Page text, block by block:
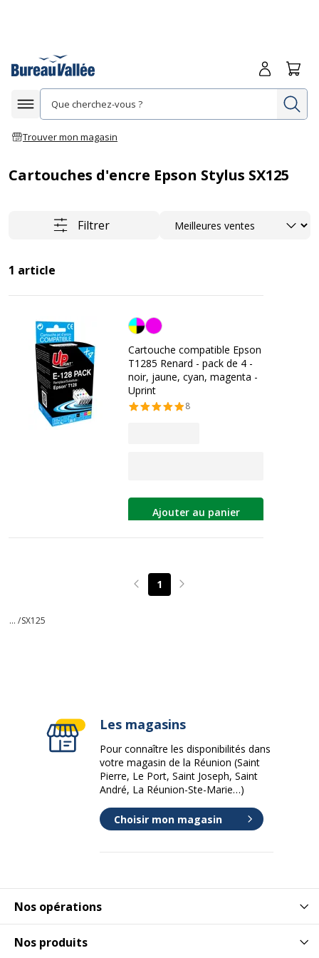
Afficher la navigation
Trouver mon magasin
Me
Cartouches d'encre Epson Stylus SX125
Filtrer Trier
1 article
Noir/cyan/magenta/jaune
Cartouche compatible Epson
T1285 Renard - pack de 4 -
noir, jaune, cyan, magenta -
Uprint
8
Ajouter au panier
Page précédente
1 Page suivante
... /SX125
Nos opérations
Nos produits
Les magasins
Pour connaître les disponibilités dans
votre magasin de la Réunion (Saint
Pierre, Le Port, Saint Joseph, Saint
André, La Réunion-Ste-Marie…)
Choisir mon magasin